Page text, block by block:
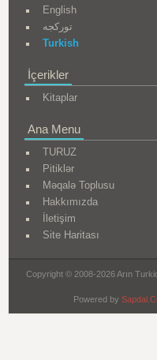
English
تورکجه
Turkish
İçerikler
Kitaplar
Ana Menu
TURUZ
Pitiklər
Məqalə Toplusu
Hakkımızda
İletişim
Site Haritası
Copyright © 2008-2026 Arın
Powered by